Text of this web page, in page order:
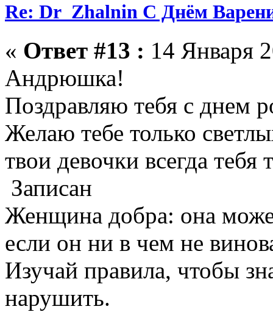
Re: Dr_Zhalnin С Днём
« Ответ #13 : 14 Января
Андрюшка!
Поздравляю тебя с днем
Желаю тебе только
твои девочки всегда тебя
Записан
Женщина добра: она
если он ни в чем не
Изучай правила, чтобы
нарушить.